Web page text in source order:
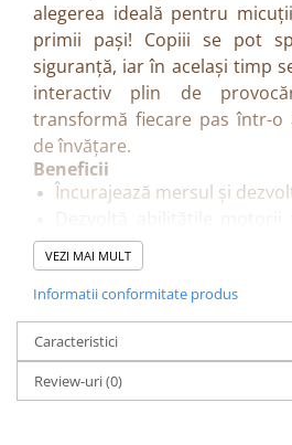
alegerea ideală pentru
primii pași! Copiii se pot
siguranță, iar în același timp
interactiv plin de
transformă fiecare pas într-o
de învățare.
Beneficii
Încurajează mersul și
Dezvoltă abilitățile motorii
mână-ochi
Ajută la recunoașterea
animalelor
Stimulează gândirea
numerelor
Include xilofon — dezvoltă
Caracteristici
VEZI MAI MULT
Informatii conformitate produs
Caracteristici
Review-uri(0)